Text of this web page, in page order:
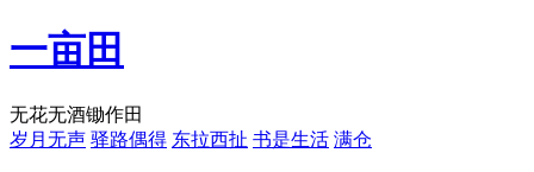
一亩田
无花无酒锄作田
岁月无声 驿路偶得 东拉西扯 书是生活 满仓